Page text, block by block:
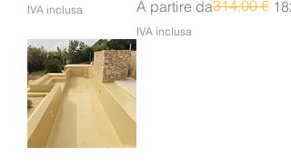
IVA inclusa
A partire da
Prezzo regolare314,00 €
Prezzo scontato
IVA inclusa